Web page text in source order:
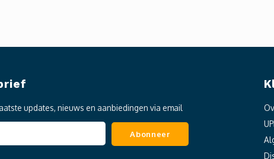
updates, nieuws en aanbiedingen via email
Abonneer